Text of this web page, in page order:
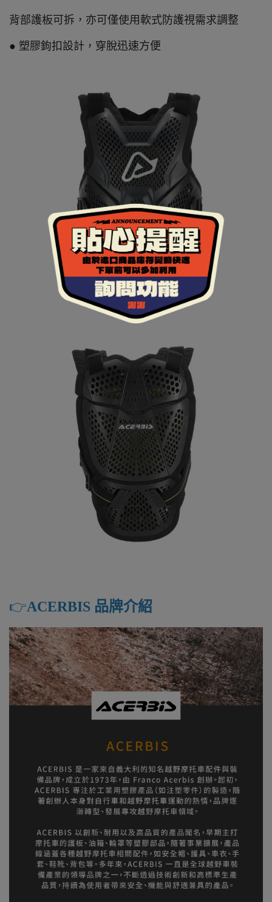
背部護板可拆，亦可僅使用軟式防護視需求調整
● 塑膠鉤扣設計，穿脫迅速方便
👉️ACERBIS 品牌介紹